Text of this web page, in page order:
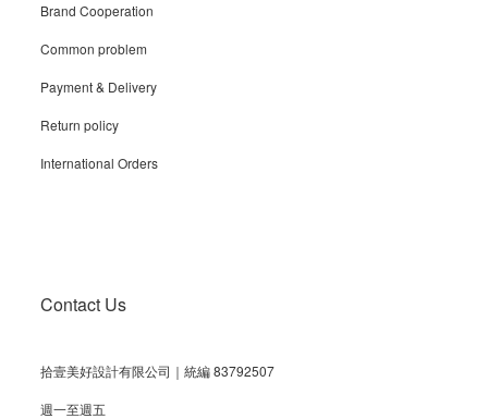
Brand Cooperation
Common problem
Payment & Delivery
Return policy
International Orders
Contact Us
拾壹美好設計有限公司｜統編 83792507
週一至週五